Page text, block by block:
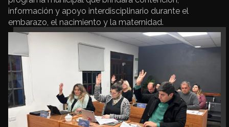
información y apoyo interdisciplinario durante el
embarazo, el nacimiento y la maternidad.